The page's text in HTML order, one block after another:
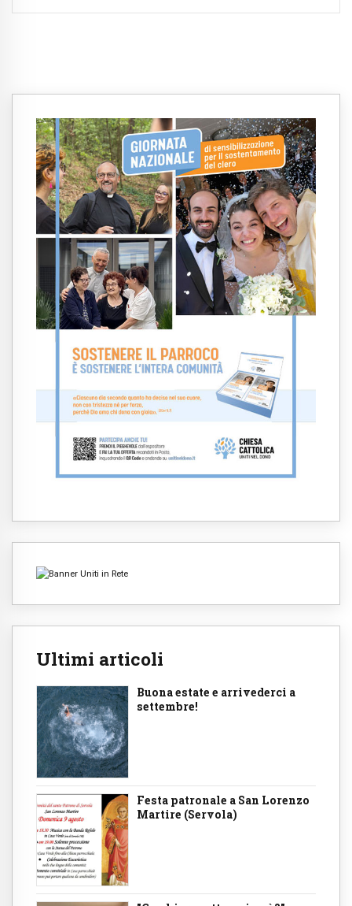
Ultimi articoli
Buona estate e arrivederci a
settembre!
Festa patronale a San Lorenzo
Martire (Servola)